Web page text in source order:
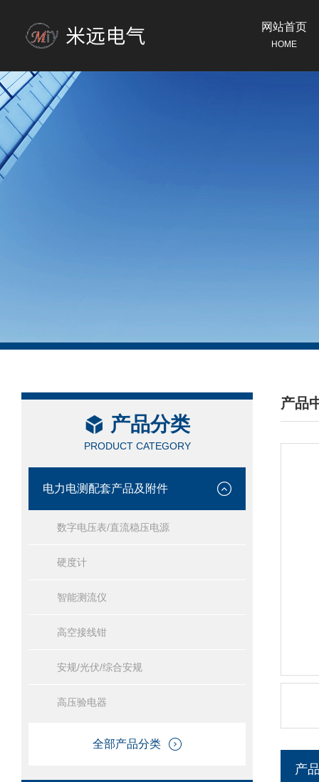
网站首页
HOME
产品分类
PRODUCT CATEGORY
电力电测配套产品及附件
数字电压表/直流稳压电源
硬度计
智能测流仪
高空接线钳
安规/光伏/综合安规
高压验电器
全部产品分类
产品
/
产